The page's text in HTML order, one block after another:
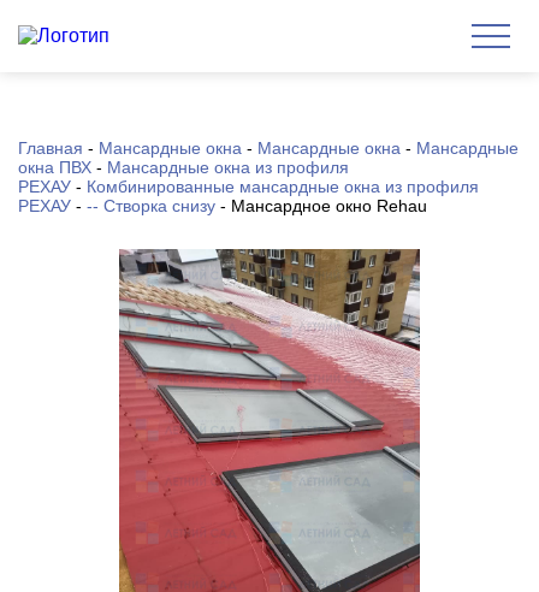
Главная - Мансардные окна - Мансардные окна - Мансардные
окна ПВХ - Мансардные окна из профиля
РЕХАУ - Комбинированные мансардные окна из профиля
РЕХАУ - -- Створка снизу - Мансардное окно Rehau